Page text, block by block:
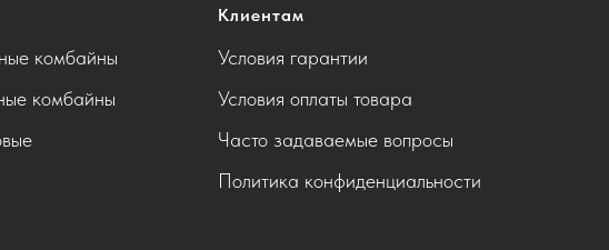
комбайны
комбайны
Клиентам
Условия гарантии
Условия оплаты товара
Часто задаваемые вопросы
Политика конфиденциальности